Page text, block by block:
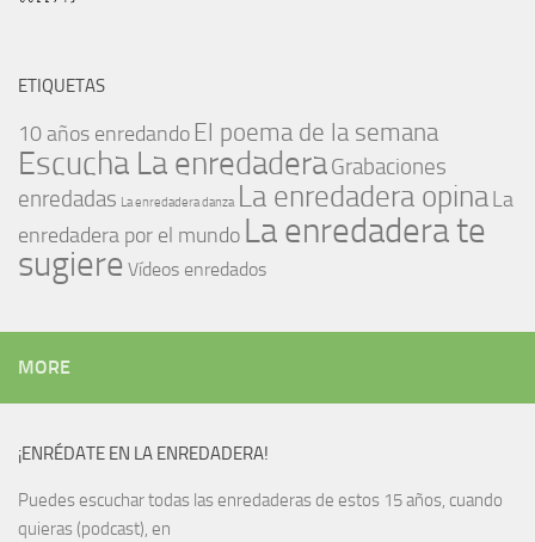
ETIQUETAS
10 años enredando El poema de la semana
Escucha La enredaderaGrabaciones
enredadas La enredadera danza La enredadera opinaLa
enredadera por el mundo La enredadera te
sugiere Vídeos enredados
MORE
¡ENRÉDATE EN LA ENREDADERA!
Puedes escuchar todas las enredaderas de estos 15 años, cuando
quieras (podcast), en